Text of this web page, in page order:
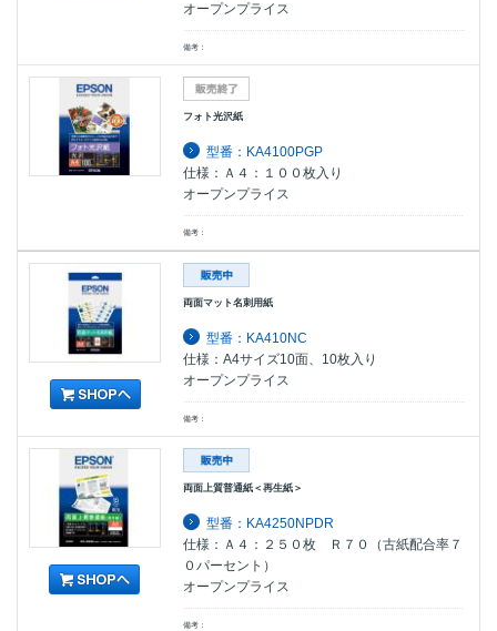
オープンプライス
備考：
フォト光沢紙
型番：KA4100PGP
仕様：Ａ４：１００枚入り
オープンプライス
備考：
両面マット名刺用紙
型番：KA410NC
仕様：A4サイズ10面、10枚入り
オープンプライス
備考：
両面上質普通紙＜再生紙＞
型番：KA4250NPDR
仕様：Ａ４：２５０枚 Ｒ７０（古紙配合率７
０パーセント）
オープンプライス
備考：